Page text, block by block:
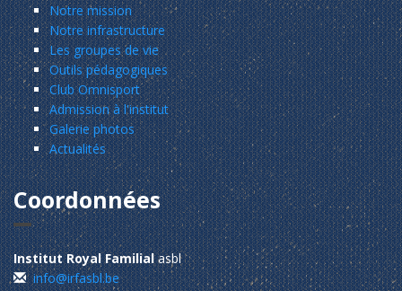
Notre mission
Notre infrastructure
Les groupes de vie
Outils pédagogiques
Club Omnisport
Admission à l'institut
Galerie photos
Actualités
Coordonnées
Institut Royal Familialasbl
info@irfasbl.be